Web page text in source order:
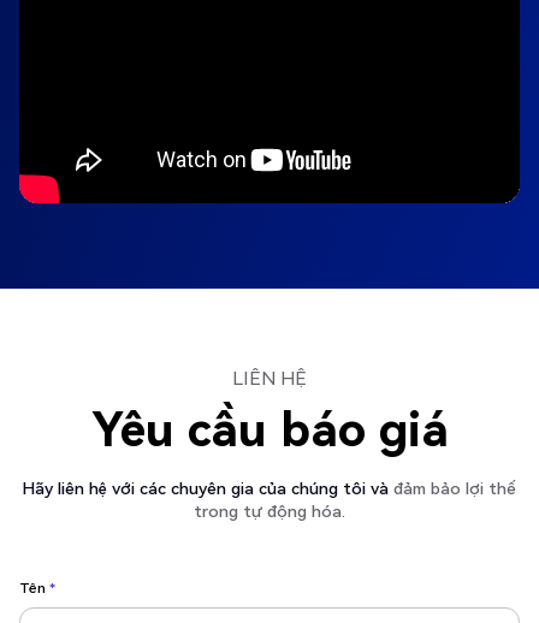
LIÊN HỆ
Yêu cầu báo giá
Hãy liên hệ với các chuyên gia của chúng tôi và đảm bảo lợi thế
trong tự động hóa.
Tên *